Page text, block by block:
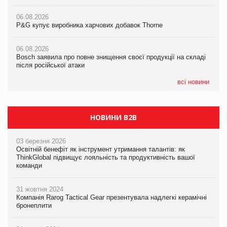
06.08.2026
P&G купує виробника харчових добавок Thorne
06.08.2026
Bosch заявила про повне знищення своєї продукції на складі
після російської атаки
всі новини
новинки від ТМ ТОКЕРИ
Сергій Лісунов про заморожені хлібобулочні вироби на
06.08.2026
P&G купує виробника харчових добавок Thorne
06.08.2026
Bosch заявила про повне знищення своєї продукції на складі
після російської атаки
НОВИНИ B2B
03 березня 2026
Освітній бенефіт як інструмент утримання талантів: як
ThinkGlobal підвищує лояльність та продуктивність вашої
команди
31 жовтня 2024
Компанія Rarog Tactical Gear презентувала надлегкі керамічні
бронеплити